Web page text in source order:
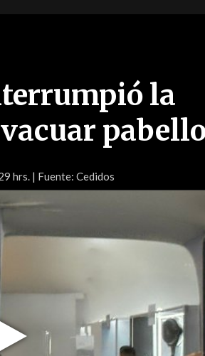
la
hrs. | Fuente: Cedidos